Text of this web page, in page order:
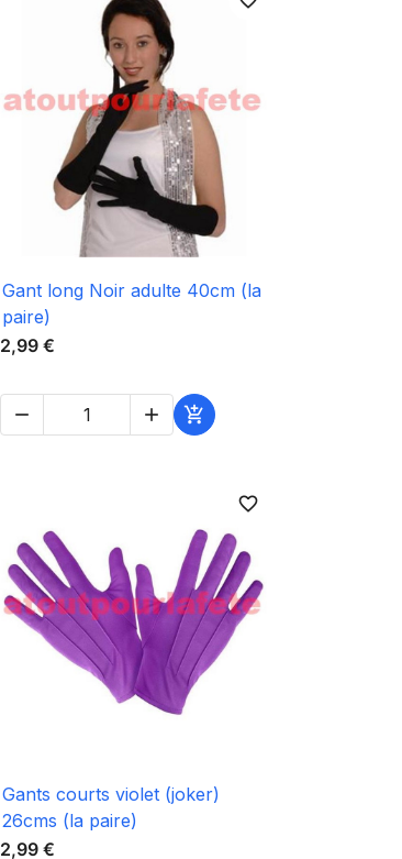
 Aperçu rapide
Gant long Noir adulte 40cm (la
paire)
2,99 €
  
Aperçu rapide
favorite_border
Gants courts violet (joker)
26cms (la paire)
2,99 €